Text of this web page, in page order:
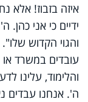
איזה בזבוז! אלא
ידיים כי אני
והגוי הקדוש
עובדים במשרד
והלימוד, עלינו
ה'. אנחנו עבדים